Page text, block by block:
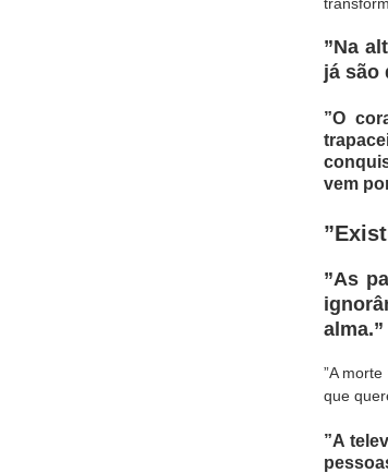
”Na
já são
”O
vem
”As
alma.”
”A
que
”A